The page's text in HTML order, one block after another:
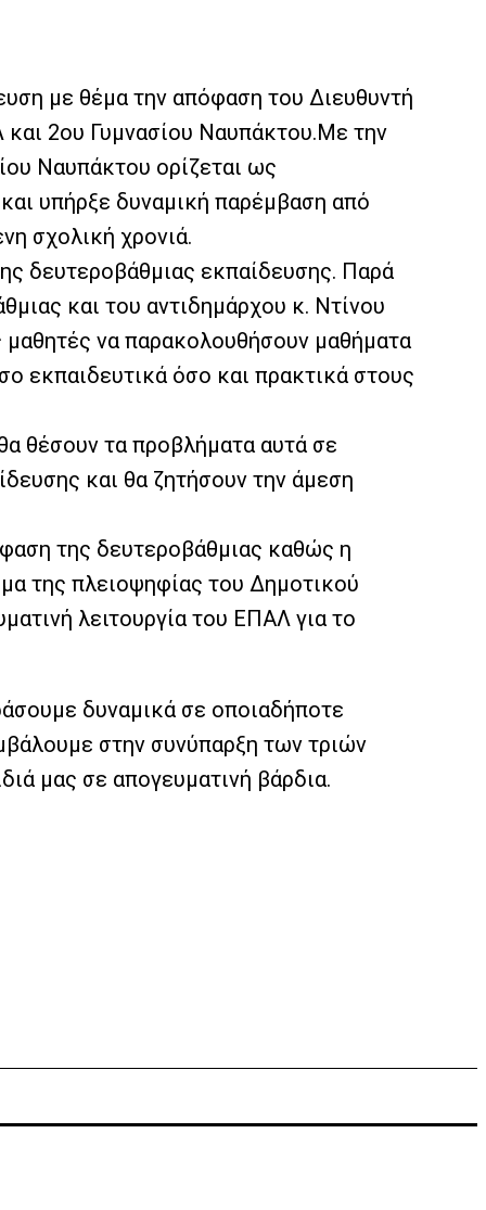
με θέμα την απόφαση του Διευθυντή
2ου Γυμνασίου Ναυπάκτου.Με την
Ναυπάκτου ορίζεται ως
υπήρξε δυναμική παρέμβαση από
σχολική χρονιά.
δευτεροβάθμιας εκπαίδευσης. Παρά
και του αντιδημάρχου κ. Ντίνου
μαθητές να παρακολουθήσουν μαθήματα
εκπαιδευτικά όσο και πρακτικά στους
θέσουν τα προβλήματα αυτά σε
και θα ζητήσουν την άμεση
της δευτεροβάθμιας καθώς η
της πλειοψηφίας του Δημοτικού
λειτουργία του ΕΠΑΛ για το
δυναμικά σε οποιαδήποτε
στην συνύπαρξη των τριών
μας σε απογευματινή βάρδια.